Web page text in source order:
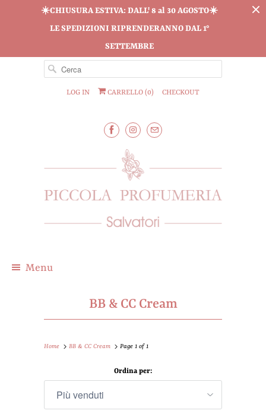
☀️CHIUSURA ESTIVA: DALL' 8 al 30 AGOSTO☀️
LE SPEDIZIONI RIPRENDERANNO DAL 1°
SETTEMBRE
LOG IN CARRELLO (0) CHECKOUT
Menu
BB & CC Cream
Home BB & CC Cream Page 1 of 1
Ordina per: